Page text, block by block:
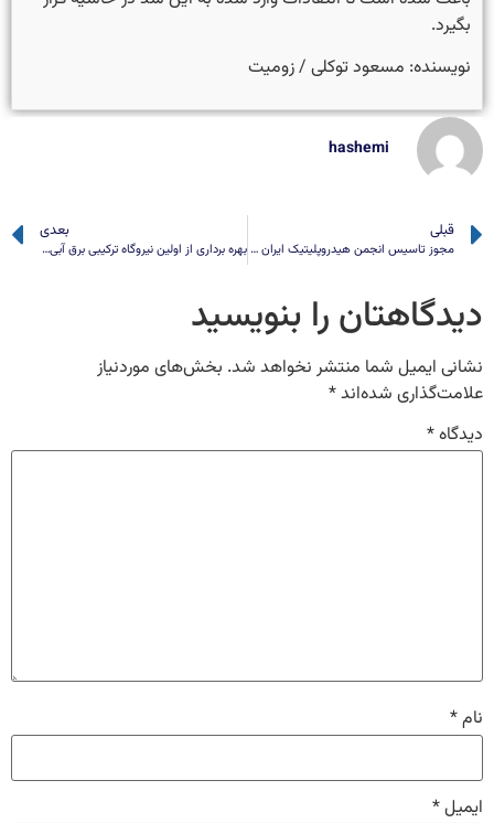
بگیرد.
نویسنده: مسعود توکلی / زومیت
hashemi
قبلی
مجوز تاسیس انجمن هیدروپلیتیک ایران دریافت شد
بعدی
بهره برداری از اولین نیروگاه ترکیبی برق‌ آبی و خورشیدی جهان
دیدگاهتان را بنویسید
نشانی ایمیل شما منتشر نخواهد شد. بخش‌های موردنیاز
علامت‌گذاری شده‌اند*
دیدگاه*
نام*
ایمیل*